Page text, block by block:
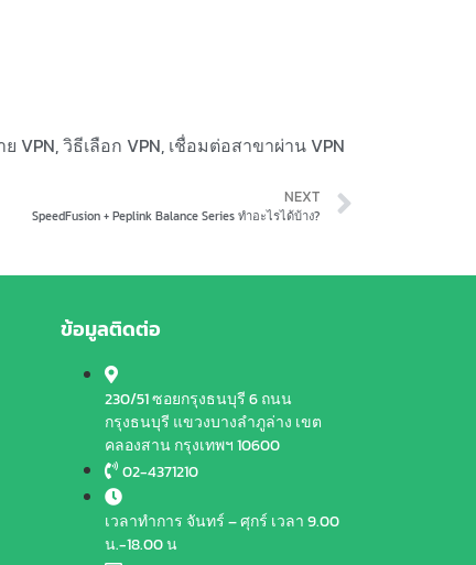
VPN,วิธีเลือก VPN, เชื่อมต่อสาขาผ่าน VPN
NEXT
SpeedFusion + Peplink Balance Series ทำอะไรได้บ้าง?
ข้อมูลติดต่อ
230/51 ซอยกรุงธนบุรี 6 ถนน
กรุงธนบุรี แขวงบางลำภูล่าง เขต
คลองสาน กรุงเทพฯ 10600
02-4371210
เวลาทำการ จันทร์ – ศุกร์ เวลา 9.00
น.-18.00 น